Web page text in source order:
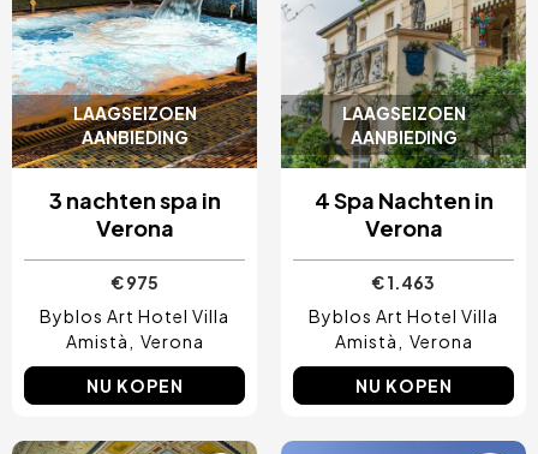
LAAGSEIZOEN
AANBIEDING
3 nachten spa in
Verona
€ 975
Byblos Art Hotel Villa
Amistà
Verona
NU KOPEN
LAAGSEIZOEN
AANBIEDING
4 Spa Nachten in
Verona
€ 1.463
Byblos Art Hotel Villa
Amistà
Verona
NU KOPEN